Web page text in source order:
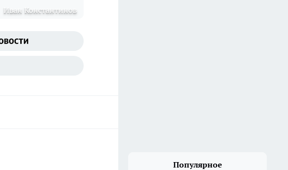
Иван Константинов
Популярное